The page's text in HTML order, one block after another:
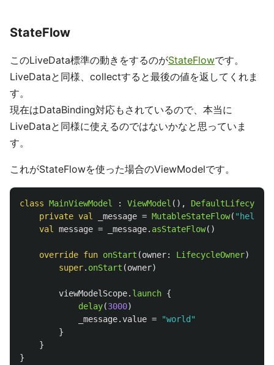
StateFlow
このLiveData標準の動きをするのがStateFlowです。
LiveDataと同様、collectすると最後の値を返してくれま
す。
現在はDataBinding対応もされているので、本当に
LiveDataと同様に使えるのではないかなと思っていま
す。
これがStateFlowを使った場合のViewModelです。
class MainViewModel : ViewModel (),
private val _message = MutableStateFlow( "hello"
val
message = _message. asStateFlow()
override fun onStart (owner: LifecycleOwner)
super. onStart (owner)
viewModelScope. launch {
delay(3000)
_message.value =
"world"
}
}
}